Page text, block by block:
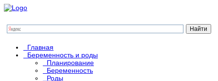
Главная
Беременность и роды
Планирование
Беременность
Роды